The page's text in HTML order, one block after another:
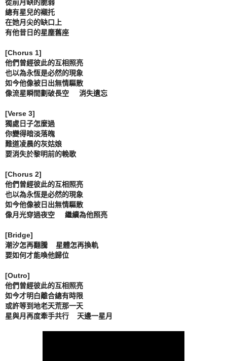
從前月缺的脆弱
總有星兒的襯托
在她月尖的缺口上
有他昔日的星塵舊座
[Chorus 1]
他們曾經彼此的互相照亮
也以為永恆是必然的現象
如今他像被日出無情驅散
像流星瞬間劃破長空     消失遺忘
[Verse 3]
獨處日子怎麼過
你變得暗淡落魄
難道凌晨的灰姑娘
要消失於黎明前的輓歌
[Chorus 2]
他們曾經彼此的互相照亮
也以為永恆是必然的現象
如今他像被日出無情驅散
像月光穿過夜空     繼續為他照亮
[Bridge]
潮汐怎再翻騰    星體怎再換軌
要如何才能喚他歸位
[Outro]
他們曾經彼此的互相照亮
如今才明白離合總有時限
或許等到地老天荒那一天
星與月再度牽手共行    天邊一星月